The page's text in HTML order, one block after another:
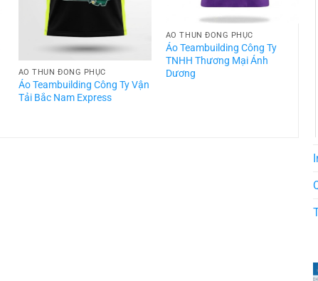
ÁO THUN ĐỒNG PHỤC
Áo Teambuilding Công Ty Vận
Tải Bắc Nam Express
ÁO THUN ĐỒNG PHỤC
Áo Teambuilding Công Ty
TNHH Thương Mại Ánh
Dương